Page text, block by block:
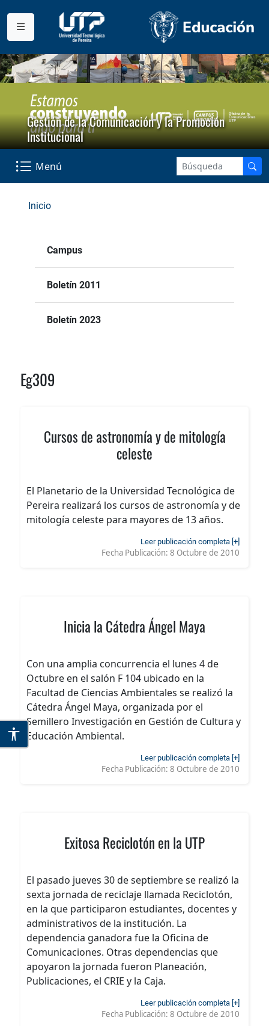
Gestión de la Comunicación y la Promoción
Institucional
Menú
Inicio
Campus
Boletín 2011
Boletín 2023
Eg309
Cursos de astronomía y de mitología
celeste
El Planetario de la Universidad Tecnológica de
Pereira realizará los cursos de astronomía y de
mitología celeste para mayores de 13 años.
Leer publicación completa [+]
Fecha Publicación: 8 Octubre de 2010
Inicia la Cátedra Ángel Maya
Con una amplia concurrencia el lunes 4 de
Octubre en el salón F 104 ubicado en la
Facultad de Ciencias Ambientales se realizó la
Cátedra Ángel Maya, organizada por el
Semillero Investigación en Gestión de Cultura y
Educación Ambiental.
Leer publicación completa [+]
Fecha Publicación: 8 Octubre de 2010
Exitosa Reciclotón en la UTP
El pasado jueves 30 de septiembre se realizó la
sexta jornada de reciclaje llamada Reciclotón,
en la que participaron estudiantes, docentes y
administrativos de la institución. La
dependencia ganadora fue la Oficina de
Comunicaciones. Otras dependencias que
apoyaron la jornada fueron Planeación,
Publicaciones, el CRIE y la Caja.
Leer publicación completa [+]
Fecha Publicación: 8 Octubre de 2010